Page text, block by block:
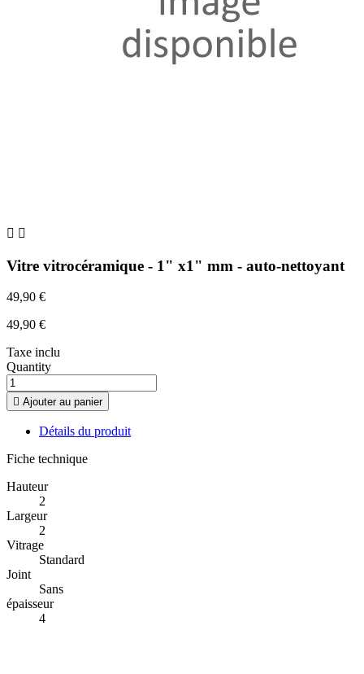
 
Vitre vitrocéramique - 1" x1" mm - auto-nettoyant
49,90 €
49,90 €
Taxe inclu
Quantity
 Ajouter au panier
Détails du produit
Fiche technique
Hauteur
2
Largeur
2
Vitrage
Standard
Joint
Sans
épaisseur
4